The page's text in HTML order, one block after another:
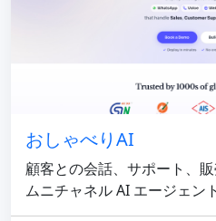
おしゃべりAI
顧客との会話、サポート、
ムニチャネル AI エージェント